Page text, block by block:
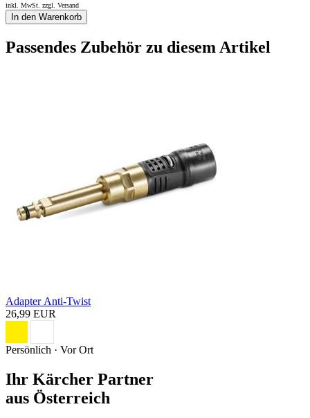
inkl. MwSt. zzgl. Versand
In den Warenkorb
Passendes Zubehör zu diesem Artikel
Adapter Anti-Twist
26,99 EUR
Persönlich · Vor Ort
Ihr Kärcher Partner
aus Österreich